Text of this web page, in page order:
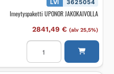
paketti
määrä
LVI 3625054
Imeytyspaketti UPONOR JAKOKAIVOLLA
2841,49 € (alv 25,5%)
Imeytyspaketti
UPONOR
JAKOKAIVOLLA
määrä